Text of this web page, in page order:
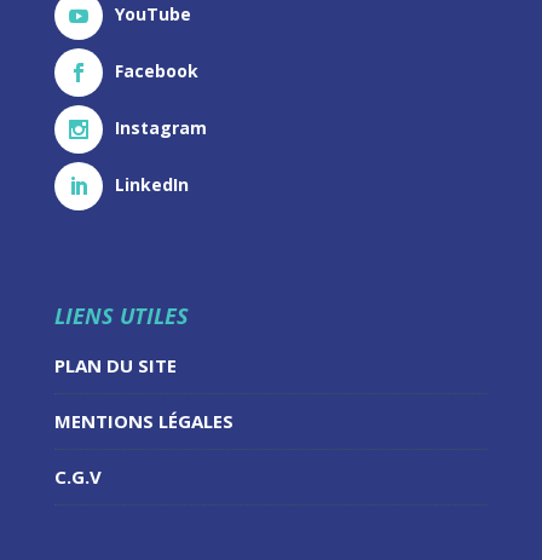
YouTube
Facebook
Instagram
LinkedIn
LIENS UTILES
PLAN DU SITE
MENTIONS LÉGALES
C.G.V